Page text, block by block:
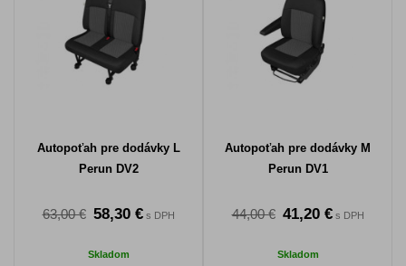
Autopoťah pre dodávky L
Perun DV2
63,00 € 58,30 €s DPH
Skladom
Autopoťah pre dodávky M
Perun DV1
44,00 € 41,20 €s DPH
Skladom